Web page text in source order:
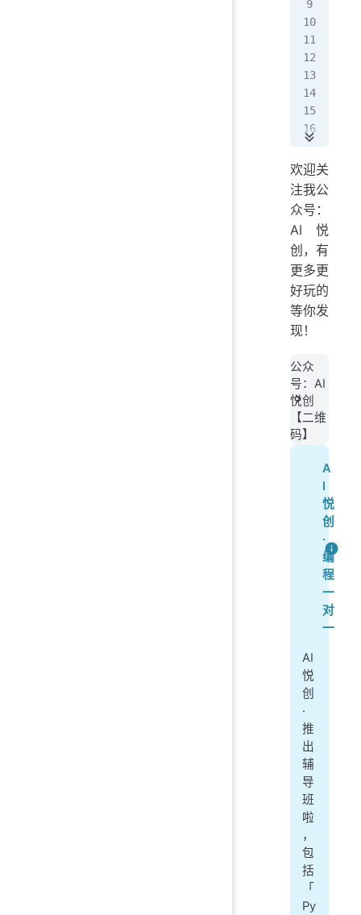
欢迎关
注我公
众号：
AI悦
创，有
更多更
好玩的
等你发
现！
公众
号：AI
悦创
【二维
码】
A
I
悦
创
·
编
程
一
对
一
AI
悦
创
·
推
出
辅
导
班
啦
，
包
括
「
Py